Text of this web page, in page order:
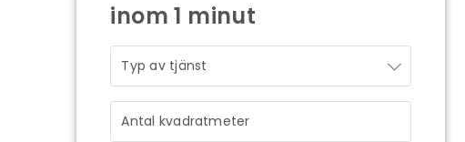
inom 1 minut